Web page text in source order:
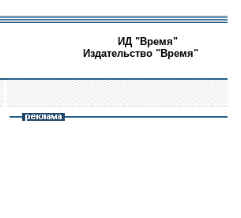
ИД "Время"
Издательство "Время"